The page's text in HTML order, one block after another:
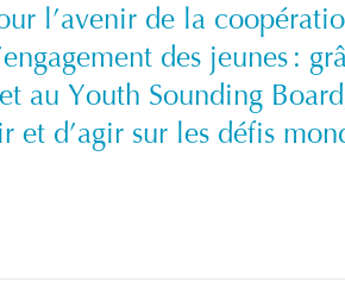
l’avenir de la
des jeunes :
au Youth Sounding
et d’agir sur les défis